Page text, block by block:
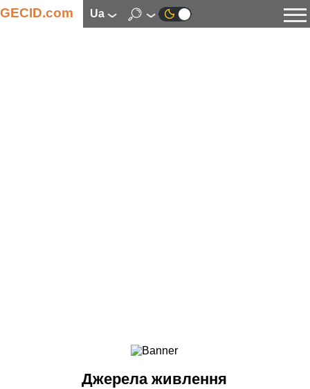
GECID.com ua
Смартфони
Периферія
Джерела живлення